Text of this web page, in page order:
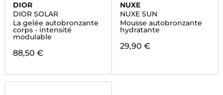
DIOR
DIOR SOLAR
La gelée autobronzante
corps - intensité
modulable
88,50 €
NUXE
NUXE SUN
Mousse autobronzante
hydratante
29,90 €